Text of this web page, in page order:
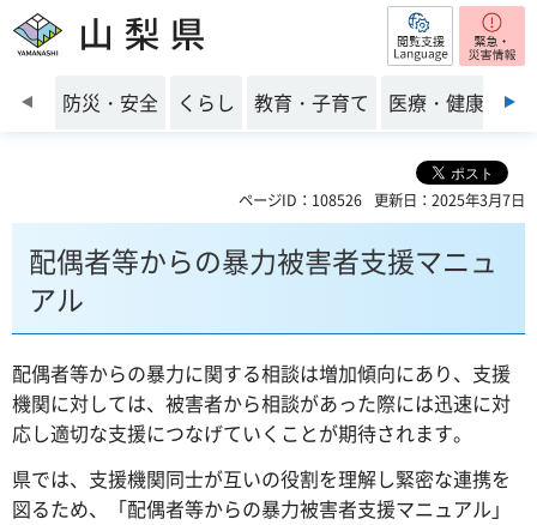
山梨県 閲覧支援
前のスライドを表示
防災・安全 くらし 教育・子育て 医療・健康・福
ページID：108526 更新日：2025年3月7日
配偶者等からの暴力被害者支援マニュ
アル
配偶者等からの暴力に関する相談は増加傾向にあり、支援
機関に対しては、被害者から相談があった際には迅速に対
応し適切な支援につなげていくことが期待されます。
県では、支援機関同士が互いの役割を理解し緊密な連携を
図るため、「配偶者等からの暴力被害者支援マニュアル」